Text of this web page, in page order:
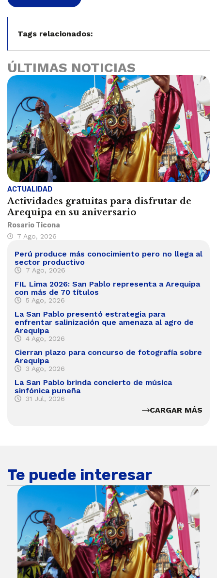
Tags relacionados:
ÚLTIMAS NOTICIAS
ACTUALIDAD
Actividades gratuitas para disfrutar de
Arequipa en su aniversario
Rosario Ticona
7 Ago, 2026
Perú produce más conocimiento pero no llega al
sector productivo
7 Ago, 2026
FIL Lima 2026: San Pablo representa a Arequipa
con más de 70 títulos
5 Ago, 2026
La San Pablo presentó estrategia para
enfrentar salinización que amenaza al agro de
Arequipa
4 Ago, 2026
Cierran plazo para concurso de fotografía sobre
Arequipa
3 Ago, 2026
La San Pablo brinda concierto de música
sinfónica puneña
31 Jul, 2026
CARGAR MÁS
Te puede interesar